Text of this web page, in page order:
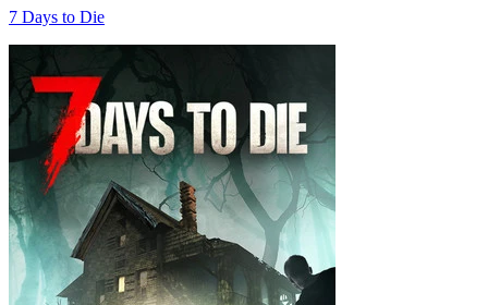
7 Days to Die